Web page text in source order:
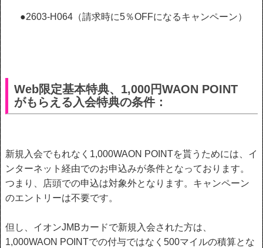
●2603-H064（請求時に5％OFFになるキャンペーン）
Web限定基本特典、1,000円WAON POINT
がもらえる入会特典の条件：
新規入会でもれなく1,000WAON POINTを貰うためには、イ
ンターネット経由でのお申込みが条件となっております。
つまり、店頭での申込は対象外となります。 キャンペーン
のエントリーは不要です。
但し、イオンJMBカードで新規入会された方は、
1,000WAON POINTでの付与ではなく500マイルの積算とな